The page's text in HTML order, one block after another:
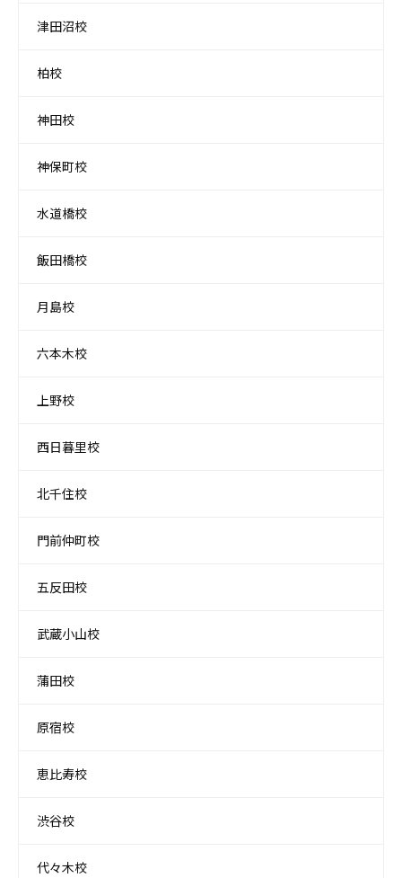
津田沼校
柏校
神田校
神保町校
水道橋校
飯田橋校
月島校
六本木校
上野校
西日暮里校
北千住校
門前仲町校
五反田校
武蔵小山校
蒲田校
原宿校
恵比寿校
渋谷校
代々木校